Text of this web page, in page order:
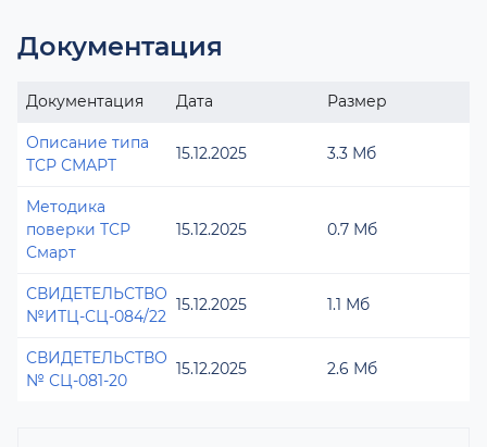
Документация
Документация Дата Размер
Описание типа
ТСР СМАРТ
15.12.2025 3.3 Мб
Методика
поверки ТСР
Смарт
15.12.2025 0.7 Мб
СВИДЕТЕЛЬСТВО
№ИТЦ-СЦ-084/22
15.12.2025 1.1 Мб
СВИДЕТЕЛЬСТВО
№ СЦ-081-20
15.12.2025 2.6 Мб